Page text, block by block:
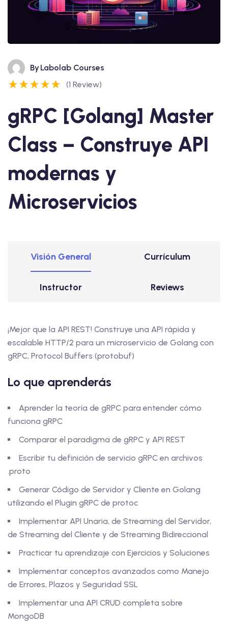
By Labolab Courses
(1 Review)
gRPC [Golang] Master
Class – Construye API
modernas y
Microservicios
Visión General Currículum
Instructor Reviews
¡Mejor que la API REST! Construye una API rápida y
escalable HTTP/2 para un microservicio de Golang con
gRPC, Protocol Buffers (protobuf)
Lo que aprenderás
Aprender la teoría de gRPC para entender cómo
funciona gRPC
Comparar el paradigma de gRPC y API REST
Escribir tu definición de servicio gRPC en archivos
.proto
Generar Código de Servidor y Cliente en Golang
utilizando el Plugin gRPC de protoc
Implementar API Unaria, de Streaming del Servidor,
de Streaming del Cliente y de Streaming Bidireccional
Practicar tu aprendizaje con Ejercicios y Soluciones
Implementar conceptos avanzados como Manejo
de Errores, Plazos y Seguridad SSL
Implementar una API CRUD completa sobre
MongoDB